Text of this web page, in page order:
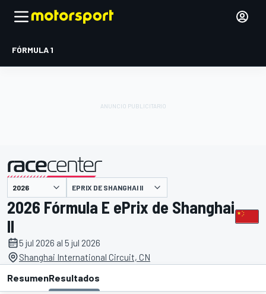
FÓRMULA 1
presentado por EPRIX DE SHANGHAI II
2026 Fórmula E ePrix de Shanghai
II
5 jul 2026 al 5 jul 2026
Shanghai International Circuit, CN
ResumenResultados